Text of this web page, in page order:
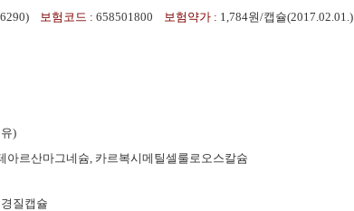
보험코드 : 658501800 보험약가 : 1,784원/캡슐(2017.02.01.)
)
아르산마그네슘, 카르복시메틸셀룰로오스칼슘
질캡슐